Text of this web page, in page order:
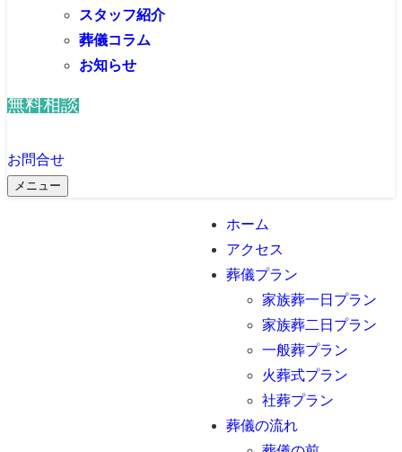
スタッフ紹介
葬儀コラム
お知らせ
無料相談
お問合せ
メニュー
ホーム
アクセス
葬儀プラン
家族葬一日プラン
家族葬二日プラン
一般葬プラン
火葬式プラン
社葬プラン
葬儀の流れ